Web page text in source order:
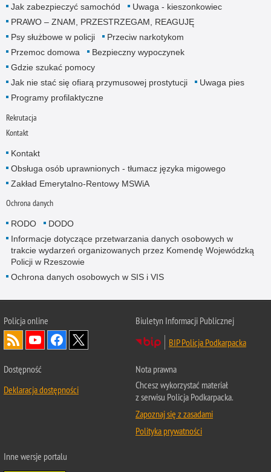
Jak zabezpieczyć samochód
Uwaga - kieszonkowiec
PRAWO – ZNAM, PRZESTRZEGAM, REAGUJĘ
Psy służbowe w policji
Przeciw narkotykom
Przemoc domowa
Bezpieczny wypoczynek
Gdzie szukać pomocy
Jak nie stać się ofiarą przymusowej prostytucji
Uwaga pies
Programy profilaktyczne
Rekrutacja
Kontakt
Kontakt
Obsługa osób uprawnionych - tłumacz języka migowego
Zakład Emerytalno-Rentowy MSWiA
Ochrona danych
RODO
DODO
Informacje dotyczące przetwarzania danych osobowych w
trakcie wydarzeń organizowanych przez Komendę Wojewódzką
Policji w Rzeszowie
Ochrona danych osobowych w SIS i VIS
Policja online
Biuletyn Informacji Publicznej
BIP Policja Podkarpacka
Dostępność
Deklaracja dostępności
Nota prawna
Chcesz wykorzystać materiał
z serwisu Policja Podkarpacka.
Zapoznaj się z zasadami
Polityka prywatności
Inne wersje portalu